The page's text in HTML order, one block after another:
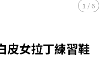
1 / 6
皮女拉丁練習鞋